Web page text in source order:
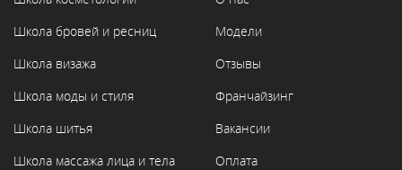
Школа бровей и ресниц
Школа визажа
Школа моды и стиля
Школа шитья
Школа массажа лица и тела
Модели
Отзывы
Франчайзинг
Вакансии
Оплата